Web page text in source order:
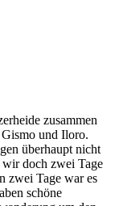
zusammen
und Iloro.
überhaupt nicht
doch zwei Tage
zwei Tage war es
schöne